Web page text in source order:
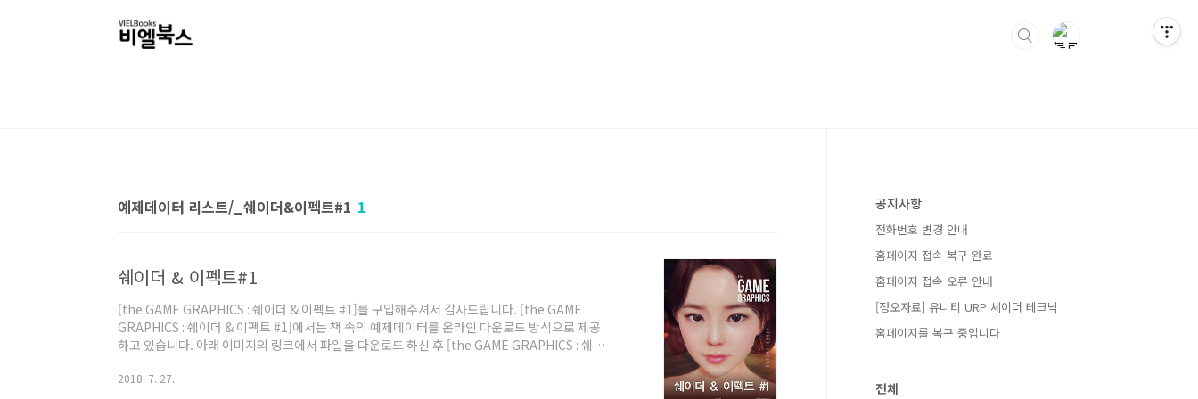
예제데이터 리스트/_쉐이더&이펙트#1 1
쉐이더 & 이펙트#1
[the GAME GRAPHICS : 쉐이더 & 이펙트 #1]를 구입해주셔서 감사드립니다. [the GAME
GRAPHICS : 쉐이더 & 이펙트 #1]에서는 책 속의 예제데이터를 온라인 다운로드 방식으로 제공
하고 있습니다. 아래 이미지의 링크에서 파일을 다운로드 하신 후 [the GAME GRAPHICS : 쉐이
축을 해제하실 때는 '반디집' 또는 '알집'을 이용해서 압축을 해제해주세요.2. 맥OS에서는 압축이
2018. 7. 27.
공지사항
전화번호 변경 안내
홈페이지 접속 복구 완료
홈페이지 접속 오류 안내
[정오자료] 유니티 URP 셰이더 테크닉
홈페이지를 복구 중입니다
전체